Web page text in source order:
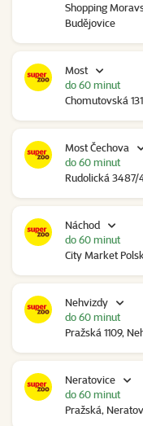
Shopping
Budějovice
Most
Chomutovská
do 60 minut
Most Čechova
Rudolická 3487/
do 60 minut
Náchod
City Market
do 60 minut
Nehvizdy
Pražská 1109,
do 60 minut
Neratovice
Pražská,
do 60 minut